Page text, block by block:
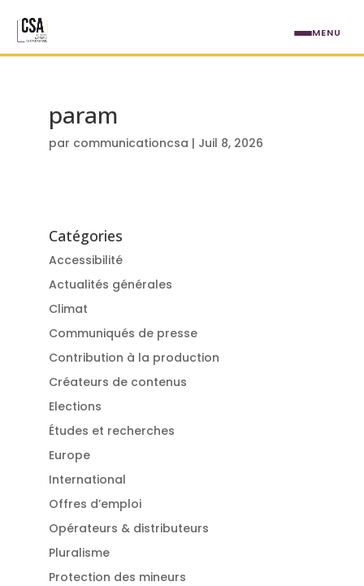
param
par communicationcsa | Juil 8, 2026
Catégories
Accessibilité
Actualités générales
Climat
Communiqués de presse
Contribution à la production
Créateurs de contenus
Elections
Études et recherches
Europe
International
Offres d’emploi
Opérateurs & distributeurs
Pluralisme
Protection des mineurs
MENU